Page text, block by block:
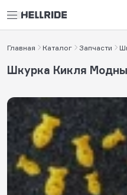
Главная Каталог Запчасти
Шкурка Кикля